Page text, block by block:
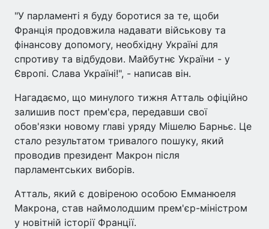
"У парламенті я буду боротися за те, щоби
Франція продовжила надавати військову та
фінансову допомогу, необхідну Україні для
спротиву та відбудови. Майбутнє України - у
Європі. Слава Україні!", - написав він.
Нагадаємо, що минулого тижня Атталь офіційно
залишив пост прем'єра, передавши свої
обов'язки новому главі уряду Мішелю Барньє. Це
стало результатом тривалого пошуку, який
проводив президент Макрон після
парламентських виборів.
Атталь, який є довіреною особою Емманюеля
Макрона, став наймолодшим прем'єр-міністром
у новітній історії Франції.